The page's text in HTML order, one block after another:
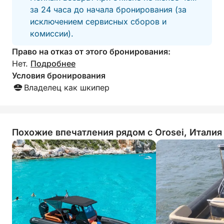
СВЕЖАЯ ЛЕТНЯЯ ПАСТА
Короткая паста, подаваемая при комнатной
температуре, с оливковым маслом первого
отжима, помидорами черри, черными оливками,
моцареллой, кукурузой и базиликом
Благодаря нашему партнерству с местным
рестораном, мы можем предложить
дополнительное обслуживание, от устриц до
тунец, приготовленный на медленном огне, и
многое другое.
Все будет подаваться в керамической посуде,
имеющейся на борту.
за 24 часа до начала бронирования (за
исключением сервисных сборов и
комиссии).
Право на отказ от этого бронирования:
Нет. Подробнее
Условия бронирования
Владелец как шкипер
Похожие впечатления рядом с Orosei, Италия